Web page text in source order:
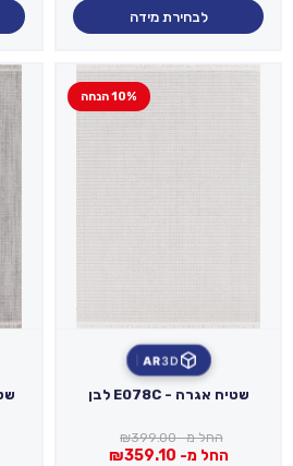
לבחירת מידה
10% הנחה
3D
AR
שטיח אגרה - E078C לבן
החל מ- ₪399.00
החל מ- ₪359.10